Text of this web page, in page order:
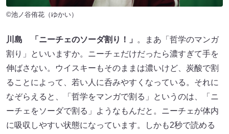
©池ノ谷侑花（ゆかい）
川島 「ニーチェのソーダ割り！」
。まあ「哲学のマンガ
割り」といいますか。ニーチェだけだったら濃すぎて手を
伸ばさない。ウイスキーもそのままは濃いけど、炭酸で割
ることによって、若い人に呑みやすくなっている。それに
なぞらえると、「哲学をマンガで割る」というのは、「ニ
ーチェをソーダで割る」ようなもんだと。ニーチェが体内
に吸収しやすい状態になっています。しかも2秒で読める